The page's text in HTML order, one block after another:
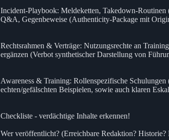
Incident-Playbook: Meldeketten, Takedown-
Q&A, Gegenbeweise (Authenticity-Package mit
Rechtsrahmen & Verträge: Nutzungsrechte an
ergänzen (Verbot synthetischer Darstellung von
Awareness & Training: Rollenspezifische
echten/gefälschten Beispielen, sowie auch klaren
Checkliste - verdächtige Inhalte erkennen!
Wer veröffentlicht? (Erreichbare Redaktion? Historie?